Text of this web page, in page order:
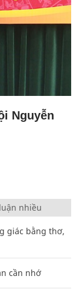
Nguyễn
nhiều
giác bằng thơ,
cần nhớ